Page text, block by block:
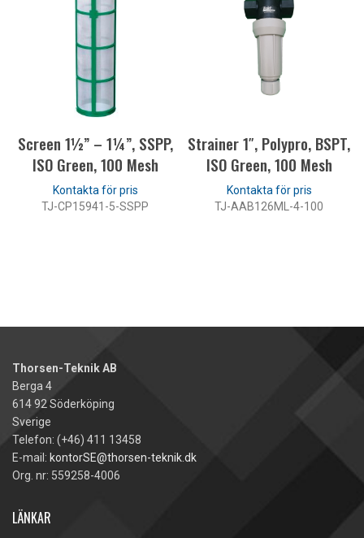
Screen 1½” – 1¼”, SSPP,
ISO Green, 100 Mesh
TJ-CP15941-5-SSPP
Strainer 1″, Polypro, BSPT,
ISO Green, 100 Mesh
TJ-AAB126ML-4-100
Thorsen-Teknik AB
Berga 4
614 92 Söderköping
Sverige
Telefon: (+46) 411 13458
E-mail: kontorSE@thorsen-teknik.dk
Org. nr: 559258-4006
LÄNKAR